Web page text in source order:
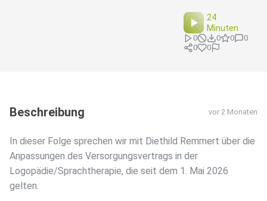
24
Minuten
0 0 0
0
0
0
Beschreibung vor 2 Monaten
In dieser Folge sprechen wir mit Diethild Remmert über die
Anpassungen des Versorgungsvertrags in der
Logopädie/Sprachtherapie, die seit dem 1. Mai 2026
gelten.